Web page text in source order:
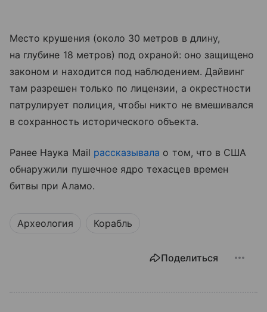
Место крушения (около 30 метров в длину,
на глубине 18 метров) под охраной: оно защищено
законом и находится под наблюдением. Дайвинг
там разрешен только по лицензии, а окрестности
патрулирует полиция, чтобы никто не вмешивался
в сохранность исторического объекта.
Ранее Наука Mail рассказывала о том, что в США
обнаружили пушечное ядро техасцев времен
битвы при Аламо.
Археология Корабль
Поделиться